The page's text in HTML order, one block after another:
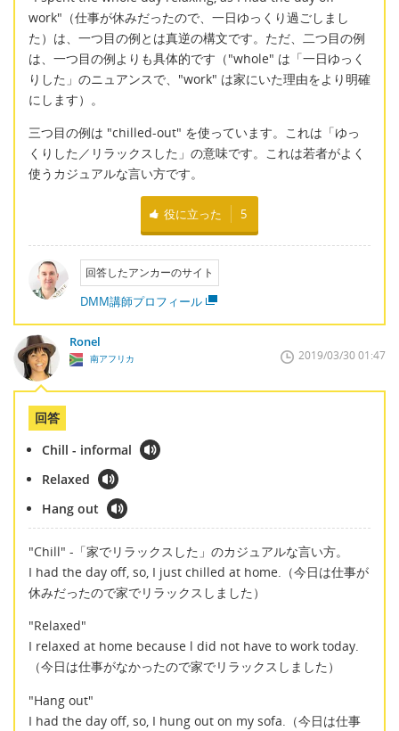
work"（仕事が休みだったので、一日ゆっくり過ごしまし
た）は、一つ目の例とは真逆の構文です。ただ、二つ目の例
は、一つ目の例よりも具体的です（"whole" は「一日ゆっく
りした」のニュアンスで、"work" は家にいた理由をより明確
にします）。
三つ目の例は "chilled-out" を使っています。これは「ゆっ
くりした／リラックスした」の意味です。これは若者がよく
使うカジュアルな言い方です。
役に立った 5
回答したアンカーのサイト
DMM講師プロフィール
Ronel
南アフリカ 2019/03/30 01:47
回答
Chill - informal
Relaxed
Hang out
"Chill" -「家でリラックスした」のカジュアルな言い方。
I had the day off, so, I just chilled at home.（今日は仕事が
休みだったので家でリラックスしました）
"Relaxed"
I relaxed at home because l did not have to work today.
（今日は仕事がなかったので家でリラックスしました）
"Hang out"
I had the day off, so, I hung out on my sofa.（今日は仕事